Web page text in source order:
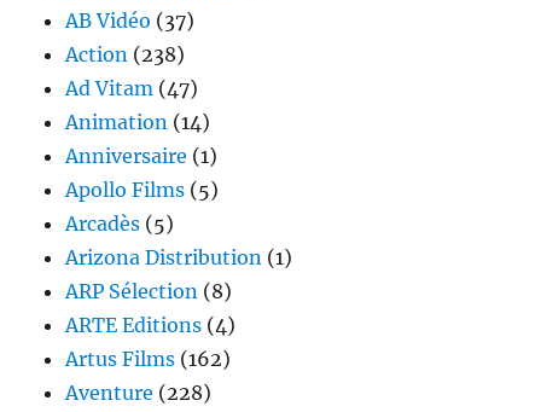
AB Vidéo (37)
Action (238)
Ad Vitam (47)
Animation (14)
Anniversaire (1)
Apollo Films (5)
Arcadès (5)
Arizona Distribution (1)
ARP Sélection (8)
ARTE Editions (4)
Artus Films (162)
Aventure (228)